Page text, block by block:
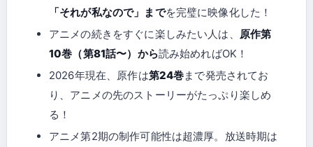
「それが私なので」までを完璧に映像化した！
アニメの続きをすぐに楽しみたい人は、 原作第
10巻（第81話〜）から読み始めればOK！
2026年現在、原作は第24巻まで発売されてお
り、アニメの先のストーリーがたっぷり楽しめ
る！
アニメ第2期の制作可能性は超濃厚。放送時期は